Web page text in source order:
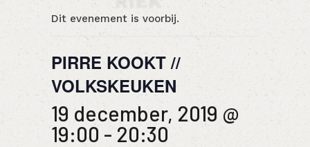
Dit evenement is voorbij.
PIRRE KOOKT //
VOLKSKEUKEN
19 december, 2019 @
19:00 - 20:30